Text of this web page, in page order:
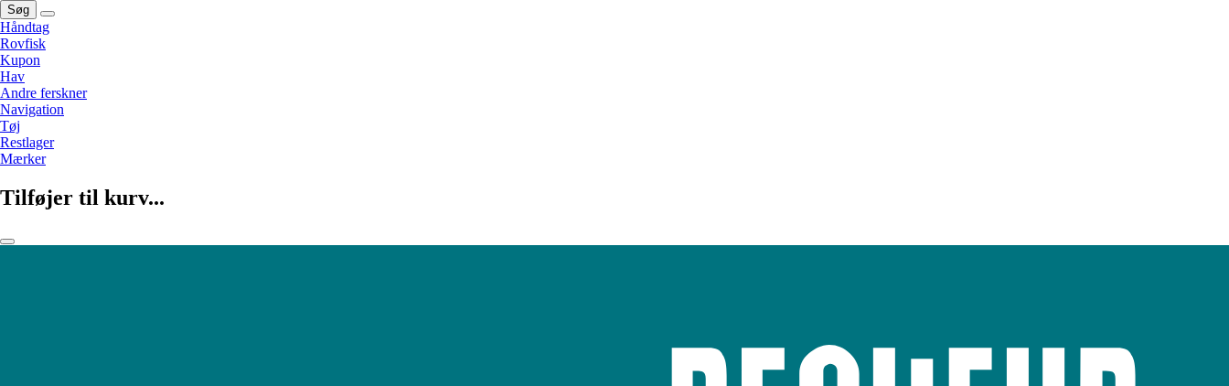
Søg
Håndtag
Rovfisk
Kupon
Hav
Andre ferskner
Navigation
Tøj
Restlager
Mærker
Tilføjer til kurv...